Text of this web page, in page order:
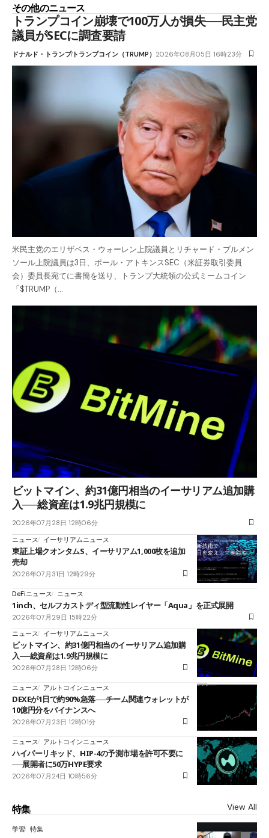
その他のニュース
トランプコイン崩壊で100万人が損失──民主党
議員がSECに調査要請
ドナルド・トランプトランプコイン（TRUMP） 2026年08月05日 16時23分
米民主党のエリザベス・ウォーレン上院議員とリチャード・ブルメン
ソール上院議員は3日、ポール・アトキンスSEC（米証券取引委員
会）委員長宛てに書簡を送り、トランプ大統領の公式ミームコイン
「$TRUMP（…
ビットマイン、約31億円相当のイーサリアム追加購
入──総資産は1.9兆円規模に
2026年07月28日 12時06分
ニュース
イーサリアムニュース
東証上場クオンタムS、イーサリアム1,000枚を追加
売却
2026年07月31日 12時29分
DeFiニュース ニュース
1inch、セルフカストディ型流動性レイヤー「Aqua」を正式展開
2026年07月29日 15時22分
ニュース
イーサリアムニュース
ビットマイン、約31億円相当のイーサリアム追加購
入──総資産は1.9兆円規模に
2026年07月28日 12時06分
ニュース アルトコインニュース
DEXEが1日で約90%急落──チーム関連ウォレットが
10億円分をバイナンスへ
2026年07月23日 12時01分
ニュース アルトコインニュース
ハイパーリキッド、HIP-4の予測市場を許可不要に
──展開者に50万HYPE要求
2026年07月24日 10時56分
特集 View All
学習 特集